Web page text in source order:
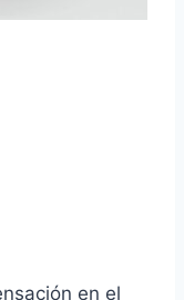
en el